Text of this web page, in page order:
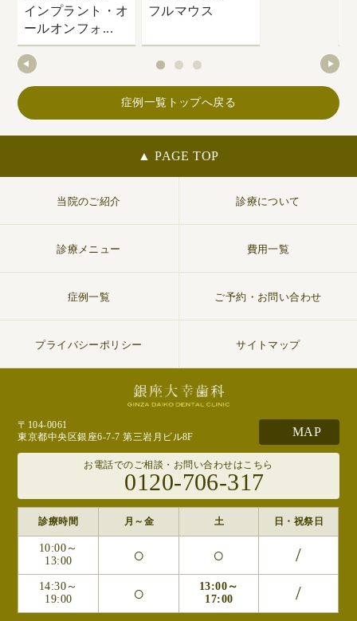
インプラント・オ
ールオンフォ...
フルマウス
症例一覧トップへ戻る
▲ PAGE TOP
当院のご紹介 診療について
診療メニュー 費用一覧
症例一覧 ご予約・お問い合わせ
プライバシーポリシー サイトマップ
〒104-0061
東京都中央区銀座6-7-7 第三岩月ビル8F
MAP
お電話でのご相談・お問い合わせはこちら
0120-706-317
診療時間 月～金 土 日・祝祭日
10:00～
13:00
○ ○ /
14:30～
19:00
○
13:00～
17:00
/